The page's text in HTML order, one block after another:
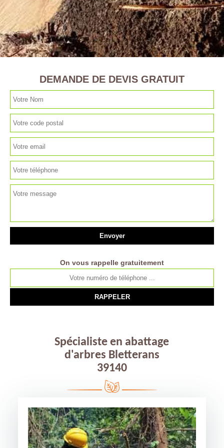
DEMANDE DE DEVIS GRATUIT
On vous rappelle gratuitement
Spécialiste en abattage
d'arbres Bletterans
39140